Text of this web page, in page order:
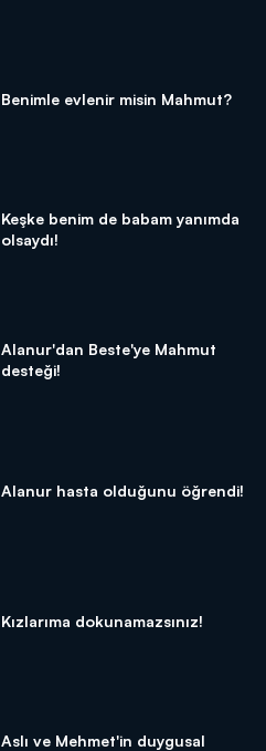
Benimle evlenir misin Mahmut?
Keşke benim de babam yanımda
olsaydı!
Alanur'dan Beste'ye Mahmut
desteği!
Alanur hasta olduğunu öğrendi!
Kızlarıma dokunamazsınız!
Aslı ve Mehmet'in duygusal